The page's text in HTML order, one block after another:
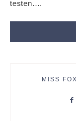
testen….
MISS